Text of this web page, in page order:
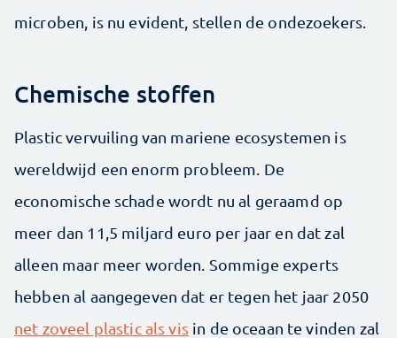
microben, is nu evident, stellen de ondezoekers.
Chemische stoffen
Plastic vervuiling van mariene ecosystemen is
wereldwijd een enorm probleem. De
economische schade wordt nu al geraamd op
meer dan 11,5 miljard euro per jaar en dat zal
alleen maar meer worden. Sommige experts
hebben al aangegeven dat er tegen het jaar 2050
net zoveel plastic als visin de oceaan te vinden zal